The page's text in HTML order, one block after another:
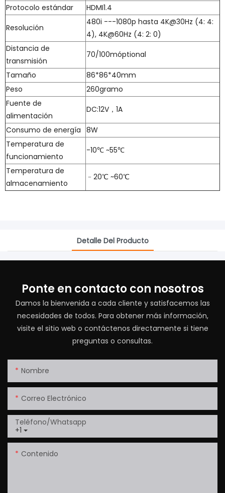
Protocolo estándar
HDMI1.4
Resolución
480i ---1080p hasta 4K@30Hz (4: 4:
4), 4K@60Hz (4: 2: 0)
Distancia de
transmisión
70/100móptional
Tamaño
86*86*40mm
Peso
260gramo
Fuente de
alimentación
DC:12V，1A
Consumo de energía 8W
Temperatura de
funcionamiento
-10℃ ~55℃
Temperatura de
almacenamiento
﹣20℃ ~60℃
Detalle Del Producto
Ponte en contacto con nosotros
Damos la bienvenida a cada cliente y satisfacemos las
necesidades de todos. Para obtener más información,
visite el sitio web o contáctenos directamente si tiene
preguntas o consultas.
Nombre
Correo Electrónico
+1
Teléfono/whatsapp
Contenido